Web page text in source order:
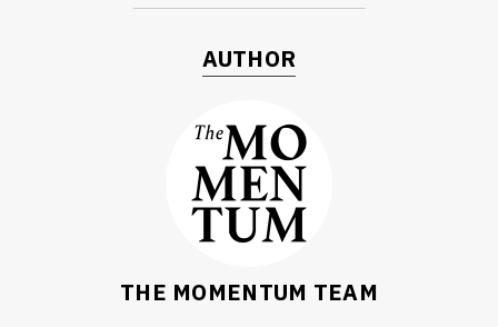
AUTHOR
THE MOMENTUM TEAM